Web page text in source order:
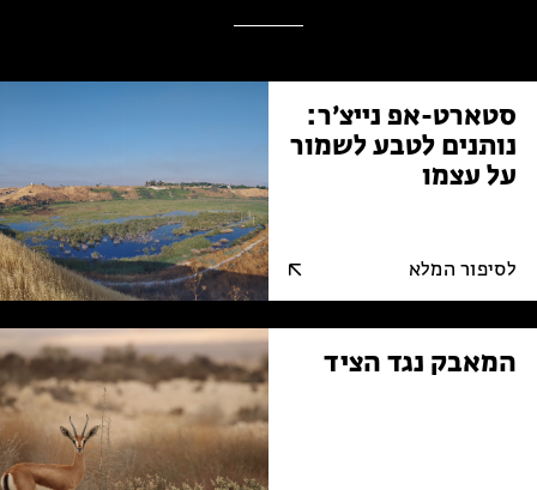
סטארט-אפ נייצ׳ר:
נותנים לטבע לשמור
על עצמו
לסיפור המלא
המאבק נגד הציד